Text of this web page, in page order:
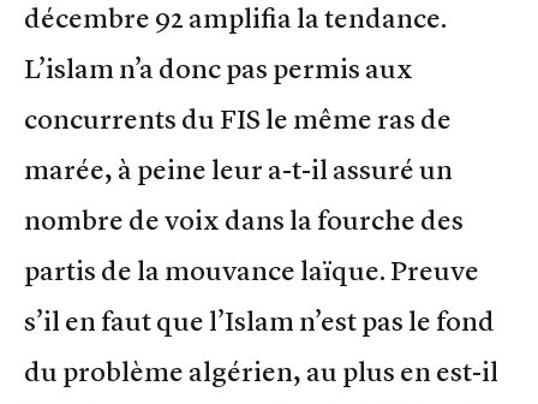
décembre 92 amplifia la tendance.
L’islam n’a donc pas permis aux
concurrents du FIS le même ras de
marée, à peine leur a-t-il assuré un
nombre de voix dans la fourche des
partis de la mouvance laïque. Preuve
s’il en faut que l’Islam n’est pas le fond
du problème algérien, au plus en est-il